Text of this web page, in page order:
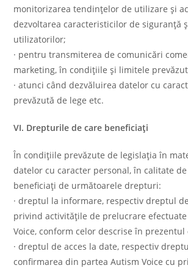
monitorizarea tendințelor de utilizare și
dezvoltarea caracteristicilor de siguranță
utilizatorilor;
· pentru transmiterea de comunicări
marketing, în condițiile și limitele
· atunci când dezvăluirea datelor cu
prevăzută de lege etc.
VI. Drepturile de care beneficiați
În condițiile prevăzute de legislația în
datelor cu caracter personal, în calitate
beneficiați de următoarele drepturi:
· dreptul la informare, respectiv dreptul
privind activitățile de prelucrare
Voice, conform celor descrise în prezentul
· dreptul de acces la date, respectiv
confirmarea din partea Autism Voice cu